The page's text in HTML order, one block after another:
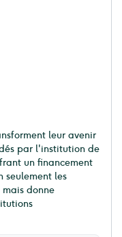
leur avenir
par l'institution de
un financement
seulement les
donne